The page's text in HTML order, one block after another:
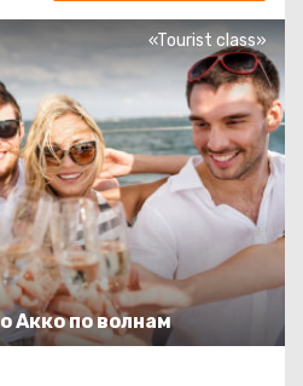
Акко по волнам
«Tourist class»